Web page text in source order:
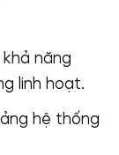
năng
linh hoạt.
hệ thống